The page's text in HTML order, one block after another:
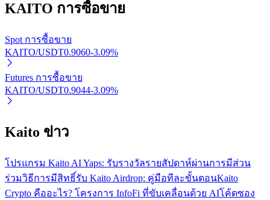
การแนะนำ
KAITO การซื้อขาย
Spot การซื้อขาย
KAITO/USDT0.9060-3.09%
Futures การซื้อขาย
KAITO/USDT0.9044-3.09%
Kaito ข่าว
โปรแกรม Kaito AI Yaps: รับรางวัลรายสัปดาห์ผ่านการมีส่วน
ร่วมวิธีการมีสิทธิ์รับ Kaito Airdrop: คู่มือทีละขั้นตอนKaito
Crypto คืออะไร? โครงการ InfoFi ที่ขับเคลื่อนด้วย AIโค้ดซอง